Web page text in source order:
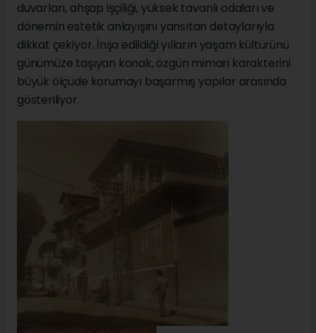
duvarları, ahşap işçiliği, yüksek tavanlı odaları ve
dönemin estetik anlayışını yansıtan detaylarıyla
dikkat çekiyor. İnşa edildiği yılların yaşam kültürünü
günümüze taşıyan konak, özgün mimari karakterini
büyük ölçüde korumayı başarmış yapılar arasında
gösteriliyor.